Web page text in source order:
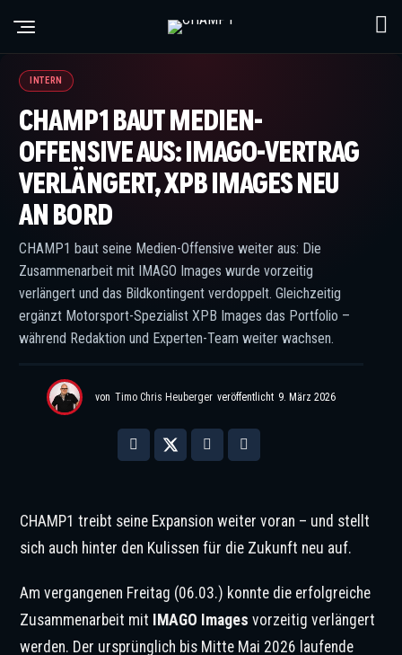
INTERN
CHAMP1 BAUT MEDIEN-
OFFENSIVE AUS: IMAGO-VERTRAG
VERLÄNGERT, XPB IMAGES NEU
AN BORD
CHAMP1 baut seine Medien-Offensive weiter aus: Die
Zusammenarbeit mit IMAGO Images wurde vorzeitig
verlängert und das Bildkontingent verdoppelt. Gleichzeitig
ergänzt Motorsport-Spezialist XPB Images das Portfolio –
während Redaktion und Experten-Team weiter wachsen.
von Timo Chris Heuberger veröffentlicht 9. März 2026
CHAMP1 treibt seine Expansion weiter voran – und stellt
sich auch hinter den Kulissen für die Zukunft neu auf.
Am vergangenen Freitag (06.03.) konnte die erfolgreiche
Zusammenarbeit mit
IMAGO Images vorzeitig verlängert
werden. Der ursprünglich bis Mitte Mai 2026 laufende